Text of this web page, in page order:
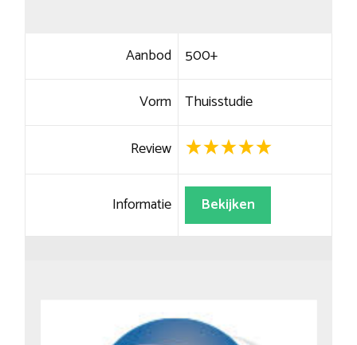
Aanbod 500+
Vorm Thuisstudie
Review
Informatie Bekijken